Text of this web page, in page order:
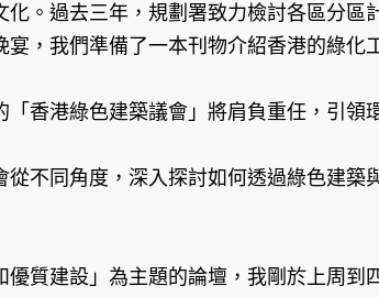
。過去三年，規劃署致力檢討各區分
，我們準備了一本刊物介紹香港的綠化
香港綠色建築議會」將肩負重任，引領
不同角度，深入探討如何透過綠色建
質建設」為主題的論壇，我剛於上周